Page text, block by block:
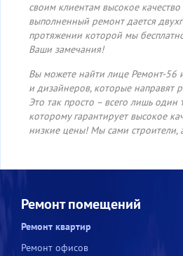
своим клиентам высокое
выполненный ремонт дается
протяжении которой мы
Ваши замечания!
Вы можете найти лице Ремонт-56
и дизайнеров, которые направят
Это так просто – всего лишь один
которому гарантирует высокое
низкие цены! Мы сами строители,
Ремонт помещений
Ремонт квартир
Ремонт офисов